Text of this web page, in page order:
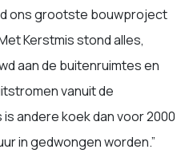
ons grootste bouwproject
Kerstmis stond alles,
aan de buitenruimtes en
vanuit de
andere koek dan voor 2000
in gedwongen worden.”